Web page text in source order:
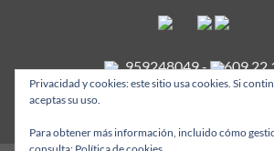
Privacidad y cookies: este sitio usa cookies. Si
aceptas su uso.
Para obtener más información, incluido cómo
959248049- 609 22